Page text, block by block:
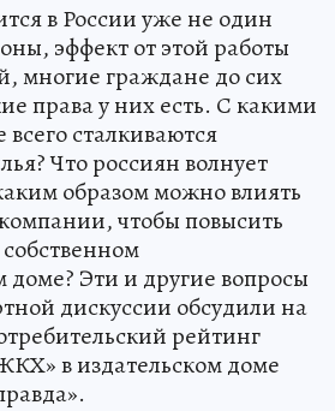
в России уже не один
эффект от этой работы
многие граждане до сих
права у них есть. С какими
сталкиваются
Что россиян волнует
образом можно влиять
чтобы повысить
Эти и другие вопросы
дискуссии обсудили на
рейтинг
в издательском доме